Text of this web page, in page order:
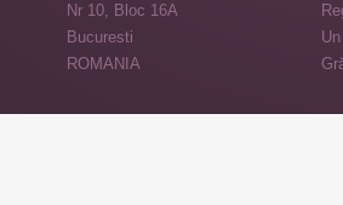
Nr 10, Bloc 16A
Bucuresti
ROMANIA